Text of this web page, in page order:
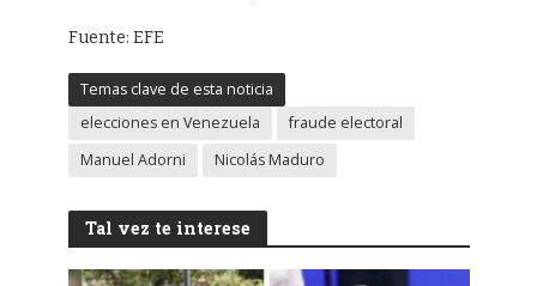
Fuente: EFE
Temas clave de esta noticia
elecciones en Venezuela
fraude electoral
Manuel Adorni
Nicolás Maduro
Tal vez te interese